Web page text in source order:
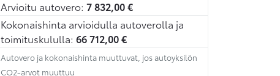
Arvioitu autovero: 7 832,00€
Kokonaishinta arvioidulla autoverolla ja
toimituskululla: 66 712,00€
Autovero ja kokonaishinta muuttuvat, jos autoyksilön
CO2-arvot muuttuu